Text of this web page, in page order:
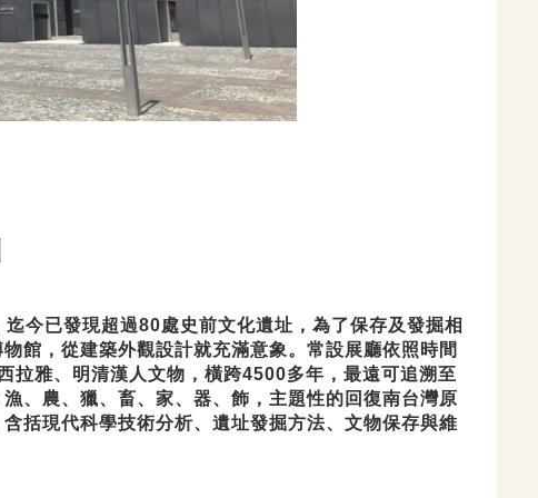
已發現超過80處史前文化遺址，為了保存及發掘相
館，從建築外觀設計就充滿意象。常設展廳依照時間
拉雅、明清漢人文物，橫跨4500多年，最遠可追溯至
、農、獵、畜、家、器、飾，主題性的回復南台灣原
括現代科學技術分析、遺址發掘方法、文物保存與維